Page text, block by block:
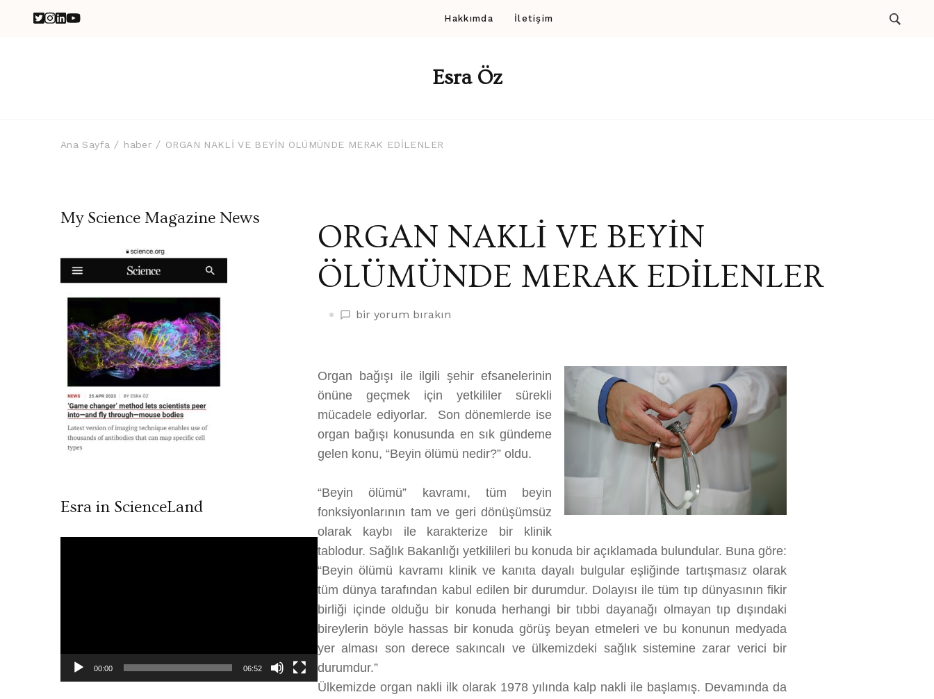
Hakkımda İletişim
Esra Öz
Ana Sayfa haber ORGAN NAKLİ VE BEYİN ÖLÜMÜNDE MERAK EDİLENLER
ORGAN NAKLİ VE BEYİN
ÖLÜMÜNDE MERAK EDİLENLER
ORGAN
ÖLÜMÜNDE
MERAK
EDİLENLER
üzerine
bir yorum bırakın
Organ bağışı ile ilgili şehir efsanelerinin
önüne geçmek için yetkililer sürekli
mücadele ediyorlar. Son dönemlerde ise
organ bağışı konusunda en sık gündeme
gelen konu, “Beyin ölümü nedir?” oldu.
“Beyin ölümü” kavramı, tüm beyin
fonksiyonlarının tam ve geri dönüşümsüz
olarak kaybı ile karakterize bir klinik
tablodur. Sağlık Bakanlığı yetkilileri bu konuda bir açıklamada bulundular. Buna göre:
“Beyin ölümü kavramı klinik ve kanıta dayalı bulgular eşliğinde tartışmasız olarak
tüm dünya tarafından kabul edilen bir durumdur. Dolayısı ile tüm tıp dünyasının fikir
birliği içinde olduğu bir konuda herhangi bir tıbbi dayanağı olmayan tıp dışındaki
bireylerin böyle hassas bir konuda görüş beyan etmeleri ve bu konunun medyada
yer alması son derece sakıncalı ve ülkemizdeki sağlık sistemine zarar verici bir
durumdur.”
Ülkemizde organ nakli ilk olarak 1978 yılında kalp nakli ile başlamış. Devamında da
My Science Magazine News
Esra in ScienceLand
00:00 06:52